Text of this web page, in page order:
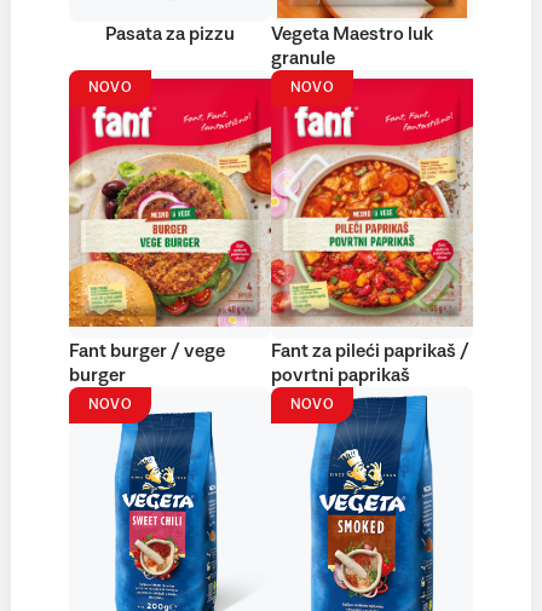
Pasata za pizzu
Vegeta Maestro luk
granule
NOVO
Fant burger / vege
burger
NOVO
Fant za pileći paprikaš /
povrtni paprikaš
NOVO NOVO